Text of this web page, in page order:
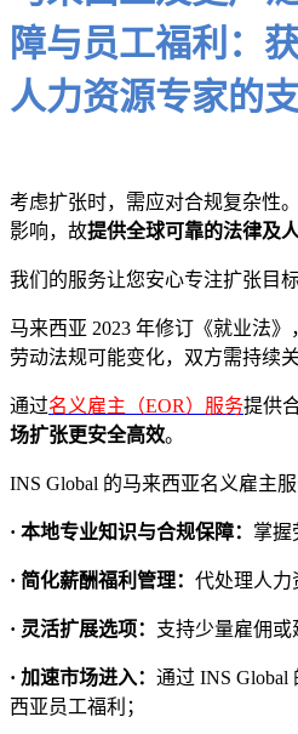
障与员工福利：
人力资源专家的
考虑扩张时，需应对合规复杂性
影响，故提供全球可靠的法律及
我们的服务让您安心专注扩张目标
马来西亚 2023 年修订《就业法》
劳动法规可能变化，双方需持续
通过名义雇主（EOR）服务提供
场扩张更安全高效。
INS Global 的马来西亚名义雇主服
· 本地专业知识与合规保障： 掌握
· 简化薪酬福利管理： 代处理人力
· 灵活扩展选项： 支持少量雇佣或
· 加速市场进入： 通过 INS Global
西亚员工福利；